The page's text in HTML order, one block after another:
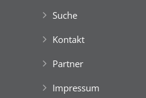
kĂśstlichen Bio-
Suche
Kontakt
Partner
Impressum